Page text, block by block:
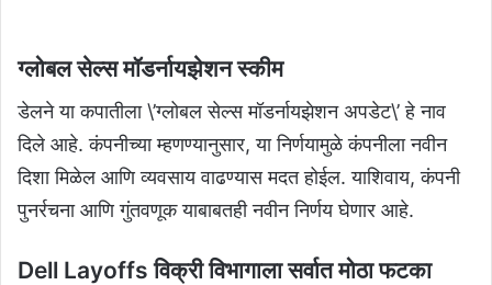
ग्लोबल सेल्स मॉडर्नायझेशन स्कीम
डेलने या कपातीला \’ग्लोबल सेल्स मॉडर्नायझेशन अपडेट\’ हे नाव
दिले आहे. कंपनीच्या म्हणण्यानुसार, या निर्णयामुळे कंपनीला नवीन
दिशा मिळेल आणि व्यवसाय वाढण्यास मदत होईल. याशिवाय, कंपनी
पुनर्रचना आणि गुंतवणूक याबाबतही नवीन निर्णय घेणार आहे.
Dell Layoffs विक्री विभागाला सर्वात मोठा फटका